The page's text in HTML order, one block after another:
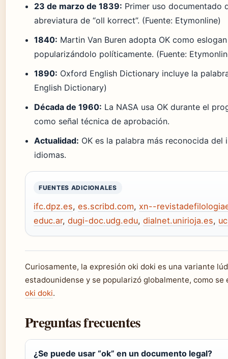
23 de marzo de 1839: Primer uso documentado
abreviatura de “oll korrect”. (Fuente: Etymonline)
1840: Martin Van Buren adopta OK como
popularizándolo políticamente. (Fuente:
1890: Oxford English Dictionary incluye la
English Dictionary)
Década de 1960: La NASA usa OK durante el
como señal técnica de aprobación.
Actualidad: OK es la palabra más reconocida
idiomas.
FUENTES ADICIONALES
ifc.dpz.es, es.scribd.com, xn--
educ.ar, dugi-doc.udg.edu, dialnet.unirioja.es,
Curiosamente, la expresión oki doki es una variante
estadounidense y se popularizó globalmente, como
oki doki.
Preguntas frecuentes
¿Se puede usar “ok” en un documento legal?